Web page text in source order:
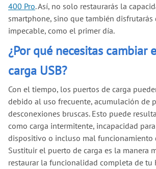
400 Pro. Así, no solo restaurarás la
smartphone, sino que también
impecable, como el primer día.
¿Por qué necesitas cambiar
carga USB?
Con el tiempo, los puertos de carga
debido al uso frecuente, acumulación de
desconexiones bruscas. Esto puede
como carga intermitente, incapacidad
dispositivo o incluso mal funcionamiento
Sustituir el puerto de carga es la manera
restaurar la funcionalidad completa de tu